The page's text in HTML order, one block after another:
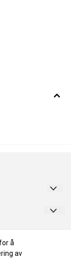
fra
Gabbana,
å
av